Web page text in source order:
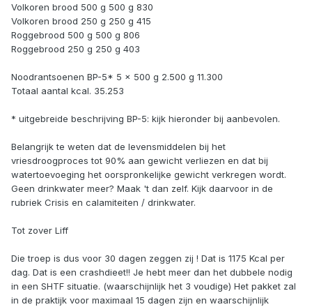
Volkoren brood 500 g 500 g 830
Volkoren brood 250 g 250 g 415
Roggebrood 500 g 500 g 806
Roggebrood 250 g 250 g 403
Noodrantsoenen BP-5* 5 x 500 g 2.500 g 11.300
Totaal aantal kcal. 35.253
* uitgebreide beschrijving BP-5: kijk hieronder bij aanbevolen.
Belangrijk te weten dat de levensmiddelen bij het
vriesdroogproces tot 90% aan gewicht verliezen en dat bij
watertoevoeging het oorspronkelijke gewicht verkregen wordt.
Geen drinkwater meer? Maak 't dan zelf. Kijk daarvoor in de
rubriek Crisis en calamiteiten / drinkwater.
Tot zover Liff
Die troep is dus voor 30 dagen zeggen zij ! Dat is 1175 Kcal per
dag. Dat is een crashdieet!! Je hebt meer dan het dubbele nodig
in een SHTF situatie. (waarschijnlijk het 3 voudige) Het pakket zal
in de praktijk voor maximaal 15 dagen zijn en waarschijnlijk